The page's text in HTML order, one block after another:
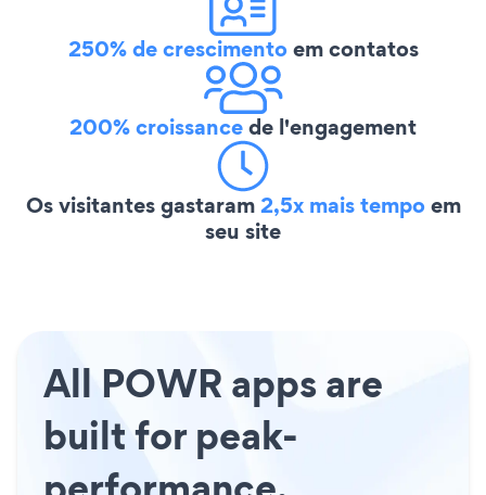
250% de crescimentoem contatos
200% croissancede l'engagement
Os visitantes gastaram2,5x mais tempoem
seu site
All POWR apps are
built for peak-